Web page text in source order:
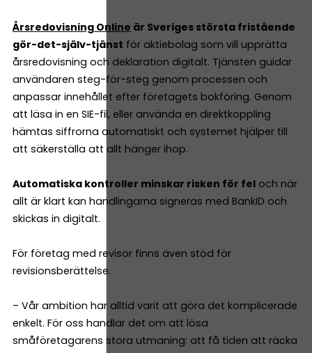
Årsredovisning Online är Sveriges största fristående
gör-det-själv-tjänst för aktiebolag som vill upprätta
årsredovisning och deklaration digitalt. Tjänsten guidar
användaren steg-för-steg genom processen och
anpassar innehållet efter företagets bokföring. Genom
att läsa in en SIE-fil, eller använda en direktkoppling
hämtas siffrorna automatiskt och systemet hjälper till
att säkerställa att allt hänger ihop.
Automatiska kontroller minskar risken för fel och när
allt är klart kan handlingarna signeras med BankID och
skickas in digitalt.
För företag med revisor finns även stöd för
revisionsberättelse.
– Vår ambition har alltid varit att göra det komplicerade
enkelt. För oss handlar det om att lösa
småföretagarens stora utmaning: att få tiden att räcka